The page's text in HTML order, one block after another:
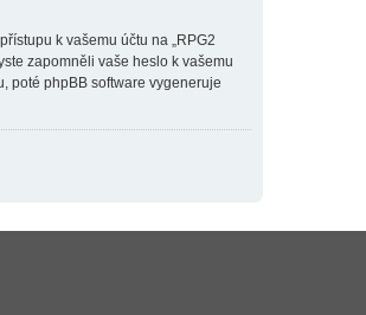
k vašemu účtu na „RPG2
zapomněli vaše heslo k vašemu
poté phpBB software vygeneruje